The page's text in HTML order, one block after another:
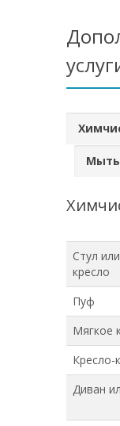
Стул
кресло
Пуф
Мягкое
Кресло-
Диван